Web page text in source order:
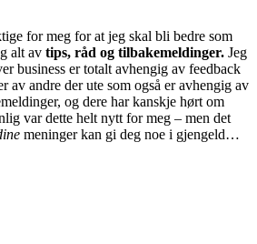
for meg for at jeg skal bli bedre som
alt av tips, råd og tilbakemeldinger.Jeg
business er totalt avhengig av feedback
av andre der ute som også er avhengig av
og dere har kanskje hørt om
var dette helt nytt for meg – men det
meninger kan gi deg noe i gjengeld…